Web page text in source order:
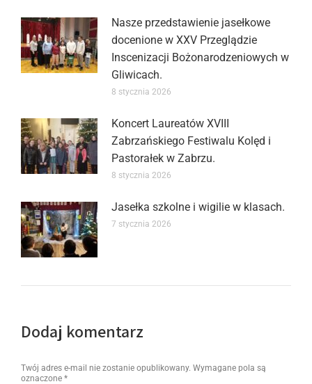
Nasze przedstawienie jasełkowe
docenione w XXV Przeglądzie
Inscenizacji Bożonarodzeniowych w
Gliwicach.
8 stycznia 2026
Koncert Laureatów XVIII
Zabrzańskiego Festiwalu Kolęd i
Pastorałek w Zabrzu.
8 stycznia 2026
Jasełka szkolne i wigilie w klasach.
7 stycznia 2026
Dodaj komentarz
Twój adres e-mail nie zostanie opublikowany. Wymagane pola są
oznaczone *